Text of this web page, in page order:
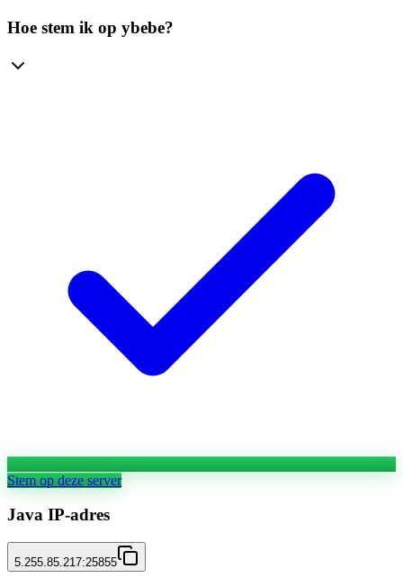
Hoe stem ik op ybebe?
Stem op deze server
Java IP-adres
5.255.85.217:25855